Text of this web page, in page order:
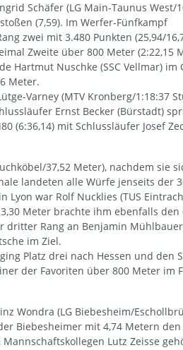
Schäfer (LG Main-Taunus West/
(7,59). Im Werfer-Fünfkampf
zwei mit 3.480 Punkten (25,94/
Zweite über 800 Meter (2:22,15
Hartmut Nuschke (SSC Vellmar)
Meter.
Varney (MTV Kronberg/1:18:37
Ernst Becker (Bürstadt)
(6:36,14) mit Schlussläufer Josef
37,52 Meter), nachdem sie
landeten alle Würfe jenseits der
war Rolf Nucklies (TUS
Meter brachte ihm ebenfalls den
Rang an Benjamin Mühlbauer
im Ziel.
Platz drei nach Hessen und den
der Favoriten über 800 Meter im
Wondra (LG Biebesheim/
Biebesheimer mit 4,74 Metern
Lutz Zeisse